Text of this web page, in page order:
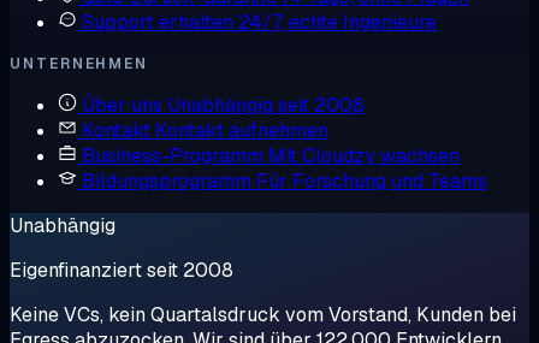
Support erhalten 24/7, echte Ingenieure
UNTERNEHMEN
Über uns Unabhängig seit 2008
Kontakt Kontakt aufnehmen
Business-Programm Mit Cloudzy wachsen
Bildungsprogramm Für Forschung und Teams
Unabhängig
Eigenfinanziert seit 2008
Keine VCs, kein Quartalsdruck vom Vorstand, Kunden bei